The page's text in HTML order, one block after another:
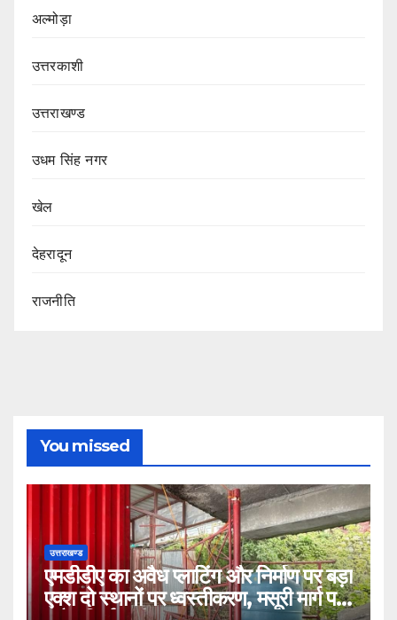
अल्मोड़ा
उत्तरकाशी
उत्तराखण्ड
उधम सिंह नगर
खेल
देहरादून
राजनीति
You missed
उत्तराखण्ड
एमडीडीए का अवैध प्लाटिंग और निर्माण पर बड़ा
एक्श दो स्थानों पर ध्वस्तीकरण, मसूरी मार्ग पर